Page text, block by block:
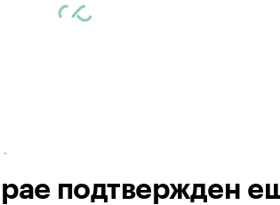
подтвержден